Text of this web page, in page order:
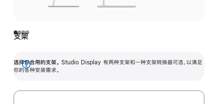
支架
选择你合用的支架。 Studio Display 有两种支架和一种支架转换器可选，以满足
你的各种安装需求。
展